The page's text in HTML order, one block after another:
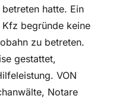
hatte. Ein
Kfz begründe keine
zu betreten.
gestattet,
VON
Notare